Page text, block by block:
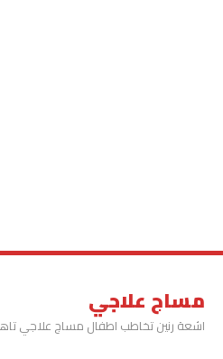
مساج علاجي
اشعة رنين تخاطب اطفال مساج علاجي تاهيلي